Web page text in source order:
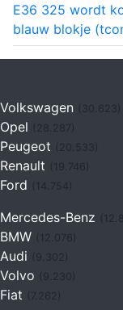
E36 325 wordt
blauw blokje (t
Volkswagen (30.623)
Opel
Peugeot
Renault (19.746)
Ford (14.754)
Mercedes-Benz
BMW (12.076)
Audi
Volvo
Fiat (7.262)